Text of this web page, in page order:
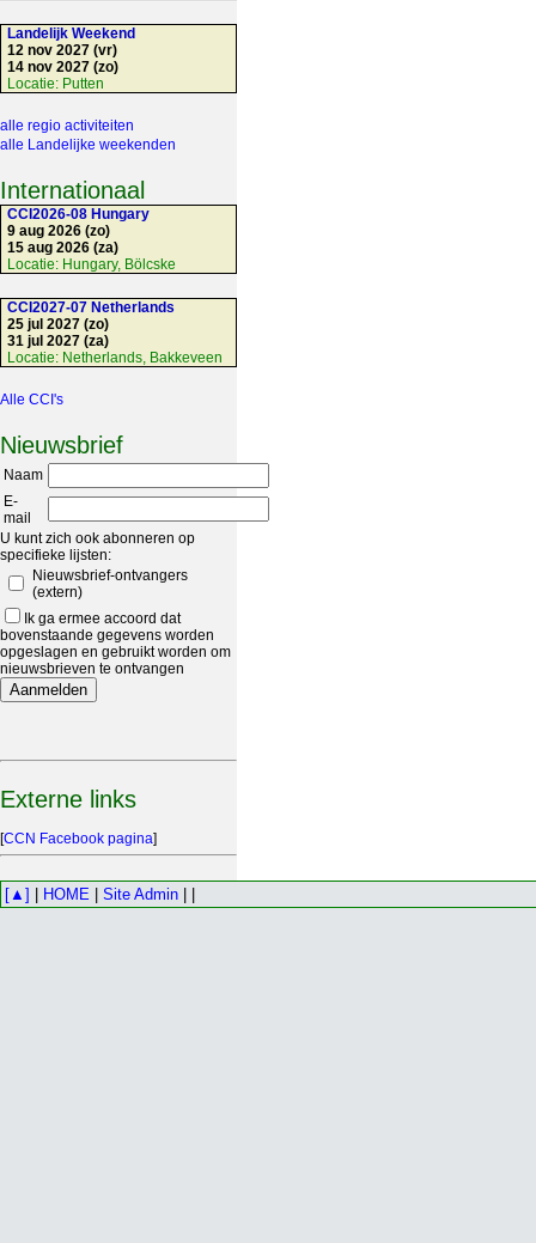
Landelijk Weekend
12 nov 2027 (vr)
14 nov 2027 (zo)
Locatie: Putten
alle regio activiteiten
alle Landelijke weekenden
Internationaal
CCI2026-08 Hungary
9 aug 2026 (zo)
15 aug 2026 (za)
Locatie: Hungary, Bölcske
CCI2027-07 Netherlands
25 jul 2027 (zo)
31 jul 2027 (za)
Locatie: Netherlands, Bakkeveen
Alle CCI's
Nieuwsbrief
Naam
E-
mail
U kunt zich ook abonneren op
specifieke lijsten:
Nieuwsbrief-ontvangers
(extern)
Ik ga ermee accoord dat
bovenstaande gegevens worden
opgeslagen en gebruikt worden om
nieuwsbrieven te ontvangen
Externe links
[CCN Facebook pagina]
[▲] HOME Site Admin